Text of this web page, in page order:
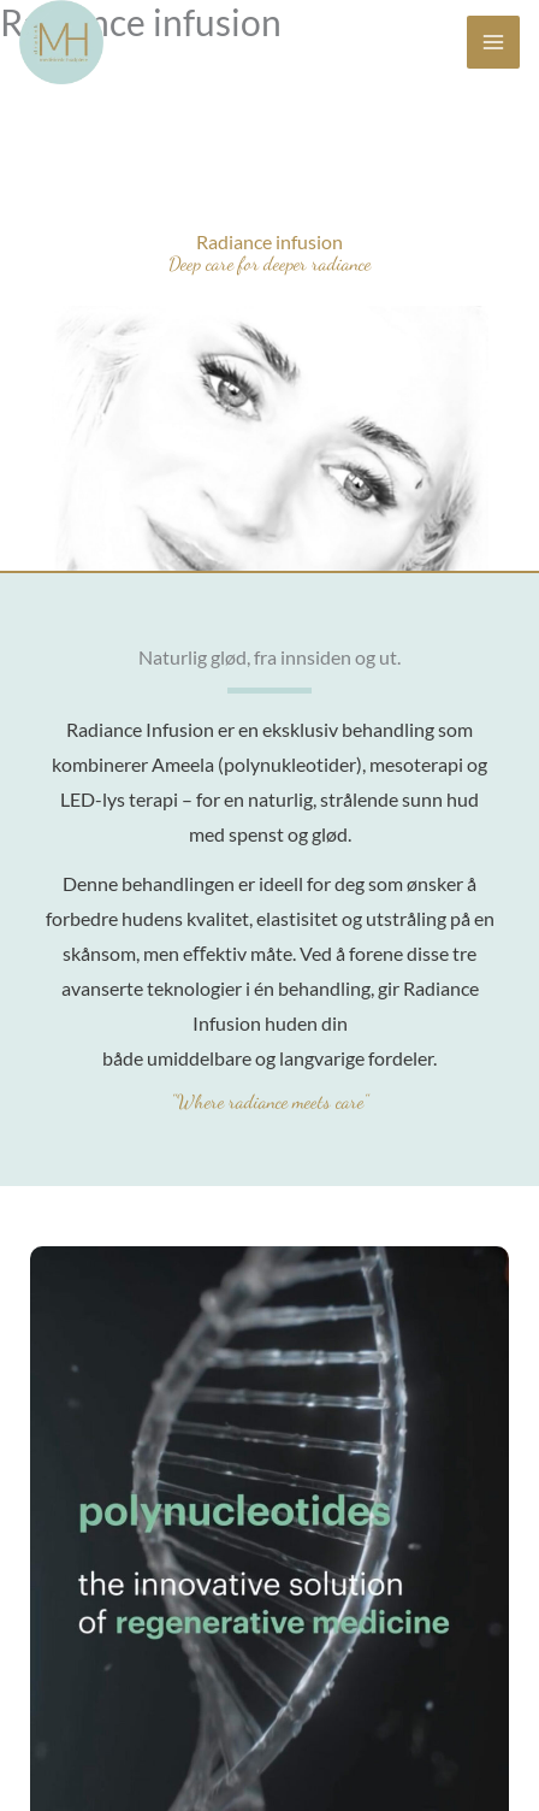
Skip
content
Radiance infusion
Radiance infusion
Deep care for deeper radiance
Naturlig glød, fra innsiden og ut.
Radiance Infusion er en eksklusiv behandling som
kombinerer Ameela (polynukleotider), mesoterapi og
LED-lys terapi – for en naturlig, strålende sunn hud
med spenst og glød.
Denne behandlingen er ideell for deg som ønsker å
forbedre hudens kvalitet, elastisitet og utstråling på en
skånsom, men eﬀektiv måte. Ved å forene disse tre
avanserte teknologier i én behandling, gir Radiance
Infusion huden din
både umiddelbare og langvarige fordeler.
"Where radiance meets care"